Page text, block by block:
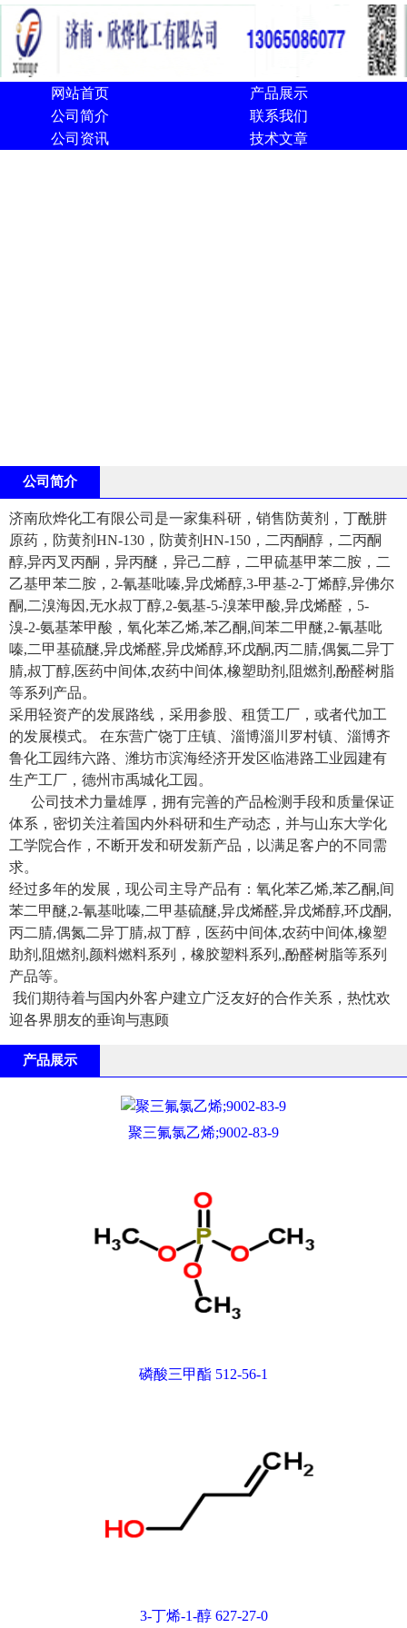
网站首页
产品展示
公司简介
联系我们
公司资讯
技术文章
公司简介
济南欣烨化工有限公司是一家集科研，销售防黄剂，丁酰肼
原药，防黄剂HN-130，防黄剂HN-150，二丙酮醇，二丙酮
醇,异丙叉丙酮，异丙醚，异己二醇，二甲硫基甲苯二胺，二
乙基甲苯二胺，2-氰基吡嗪,异戊烯醇,3-甲基-2-丁烯醇,异佛尔
酮,二溴海因,无水叔丁醇,2-氨基-5-溴苯甲酸,异戊烯醛，5-
溴-2-氨基苯甲酸，氧化苯乙烯,苯乙酮,间苯二甲醚,2-氰基吡
嗪,二甲基硫醚,异戊烯醛,异戊烯醇,环戊酮,丙二腈,偶氮二异丁
腈,叔丁醇,医药中间体,农药中间体,橡塑助剂,阻燃剂,酚醛树脂
等系列产品。
采用轻资产的发展路线，采用参股、租赁工厂，或者代加工
的发展模式。 在东营广饶丁庄镇、淄博淄川罗村镇、淄博齐
鲁化工园纬六路、潍坊市滨海经济开发区临港路工业园建有
生产工厂，德州市禹城化工园。
公司技术力量雄厚，拥有完善的产品检测手段和质量保证
体系，密切关注着国内外科研和生产动态，并与山东大学化
工学院合作，不断开发和研发新产品，以满足客户的不同需
求。
经过多年的发展，现公司主导产品有：氧化苯乙烯,苯乙酮,间
苯二甲醚,2-氰基吡嗪,二甲基硫醚,异戊烯醛,异戊烯醇,环戊酮,
丙二腈,偶氮二异丁腈,叔丁醇，医药中间体,农药中间体,橡塑
助剂,阻燃剂,颜料燃料系列，橡胶塑料系列,,酚醛树脂等系列
产品等。
我们期待着与国内外客户建立广泛友好的合作关系，热忱欢
迎各界朋友的垂询与惠顾
产品展示
聚三氟氯乙烯;9002-83-9
磷酸三甲酯 512-56-1
3-丁烯-1-醇 627-27-0